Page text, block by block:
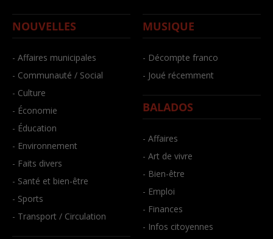
NOUVELLES
- Affaires municipales
- Communauté / Social
- Culture
- Économie
- Éducation
- Environnement
- Faits divers
- Santé et bien-être
- Sports
- Transport / Circulation
MUSIQUE
- Décompte franco
- Joué récemment
BALADOS
- Affaires
- Art de vivre
- Bien-être
- Emploi
- Finances
- Infos citoyennes